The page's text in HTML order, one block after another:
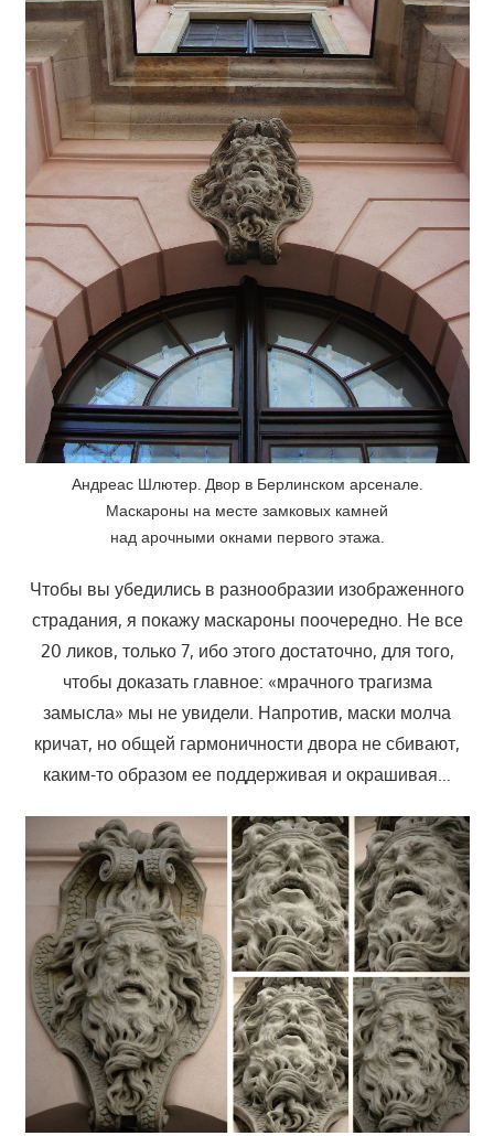
Андреас Шлютер. Двор в Берлинском арсенале.
Маскароны на месте замковых камней
над арочными окнами первого этажа.
Чтобы вы убедились в разнообразии изображенного
страдания, я покажу маскароны поочередно. Не все
20 ликов, только 7, ибо этого достаточно, для того,
чтобы доказать главное: «мрачного трагизма
замысла» мы не увидели. Напротив, маски молча
кричат, но общей гармоничности двора не сбивают,
каким-то образом ее поддерживая и окрашивая…